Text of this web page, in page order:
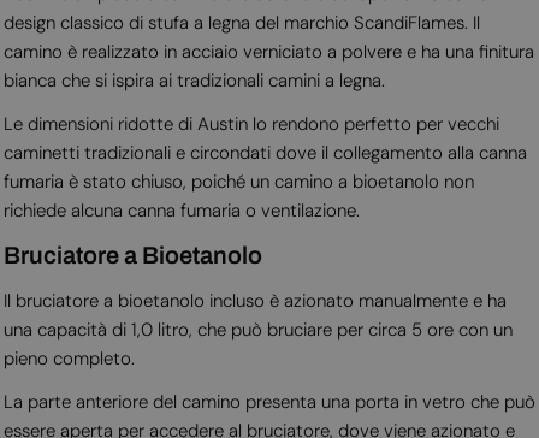
design classico di stufa a legna del marchio ScandiFlames. Il
camino è realizzato in acciaio verniciato a polvere e ha una finitura
bianca che si ispira ai tradizionali camini a legna.
Le dimensioni ridotte di Austin lo rendono perfetto per vecchi
caminetti tradizionali e circondati dove il collegamento alla canna
fumaria è stato chiuso, poiché un camino a bioetanolo non
richiede alcuna canna fumaria o ventilazione.
Bruciatore a Bioetanolo
Il bruciatore a bioetanolo incluso è azionato manualmente e ha
una capacità di 1,0 litro, che può bruciare per circa 5 ore con un
pieno completo.
La parte anteriore del camino presenta una porta in vetro che può
essere aperta per accedere al bruciatore, dove viene azionato e